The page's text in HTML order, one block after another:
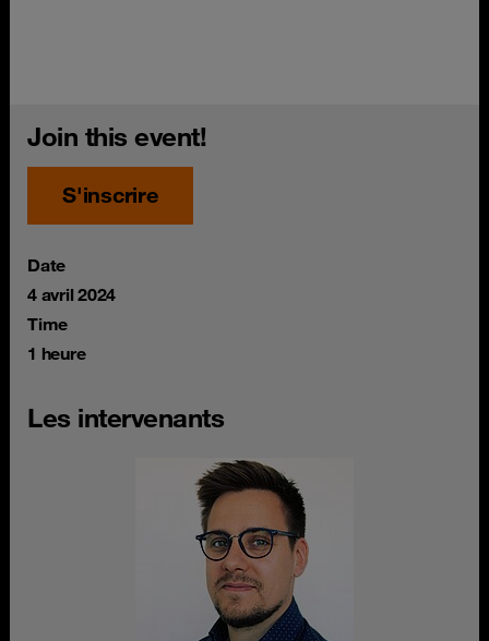
Join this event!
S'inscrire
Date
4 avril 2024
Time
1 heure
Les intervenants